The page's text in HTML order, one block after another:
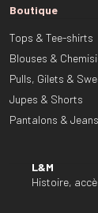
Boutique
Tops & Tee-shirts
Blouses &
Pulls, Gilets &
Jupes & Shorts
Pantalons & Jeans
L&M
Histoire,